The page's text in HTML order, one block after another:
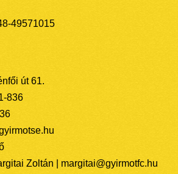
49571015
út 61.
836
Zoltán | margitai@gyirmotfc.hu